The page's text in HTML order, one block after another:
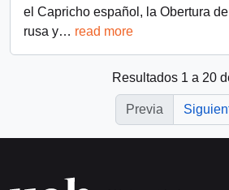
el Capricho español, la Obertura
rusa y… read more
Resultados 1 a 20
Previa